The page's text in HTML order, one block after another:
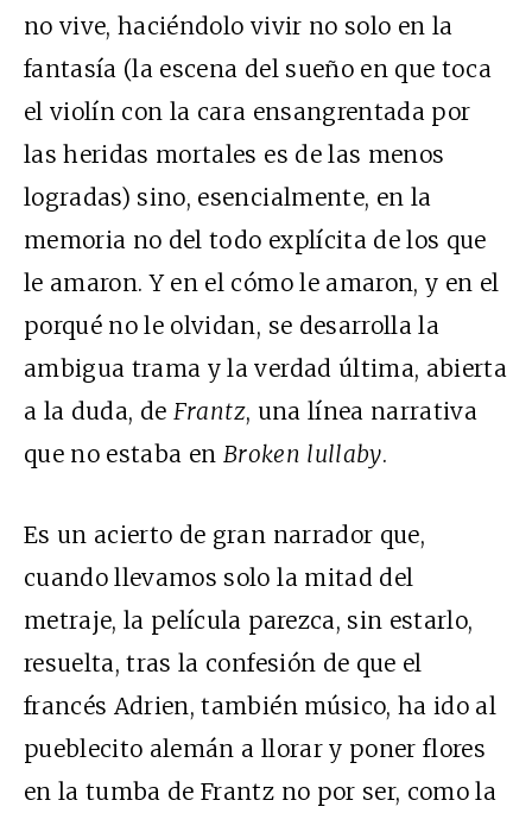
no vive, haciéndolo vivir no solo en la
fantasía (la escena del sueño en que toca
el violín con la cara ensangrentada por
las heridas mortales es de las menos
logradas) sino, esencialmente, en la
memoria no del todo explícita de los que
le amaron. Y en el cómo le amaron, y en el
porqué no le olvidan, se desarrolla la
ambigua trama y la verdad última, abierta
a la duda, de Frantz, una línea narrativa
que no estaba en Broken lullaby.
Es un acierto de gran narrador que,
cuando llevamos solo la mitad del
metraje, la película parezca, sin estarlo,
resuelta, tras la confesión de que el
francés Adrien, también músico, ha ido al
pueblecito alemán a llorar y poner flores
en la tumba de Frantz no por ser, como la